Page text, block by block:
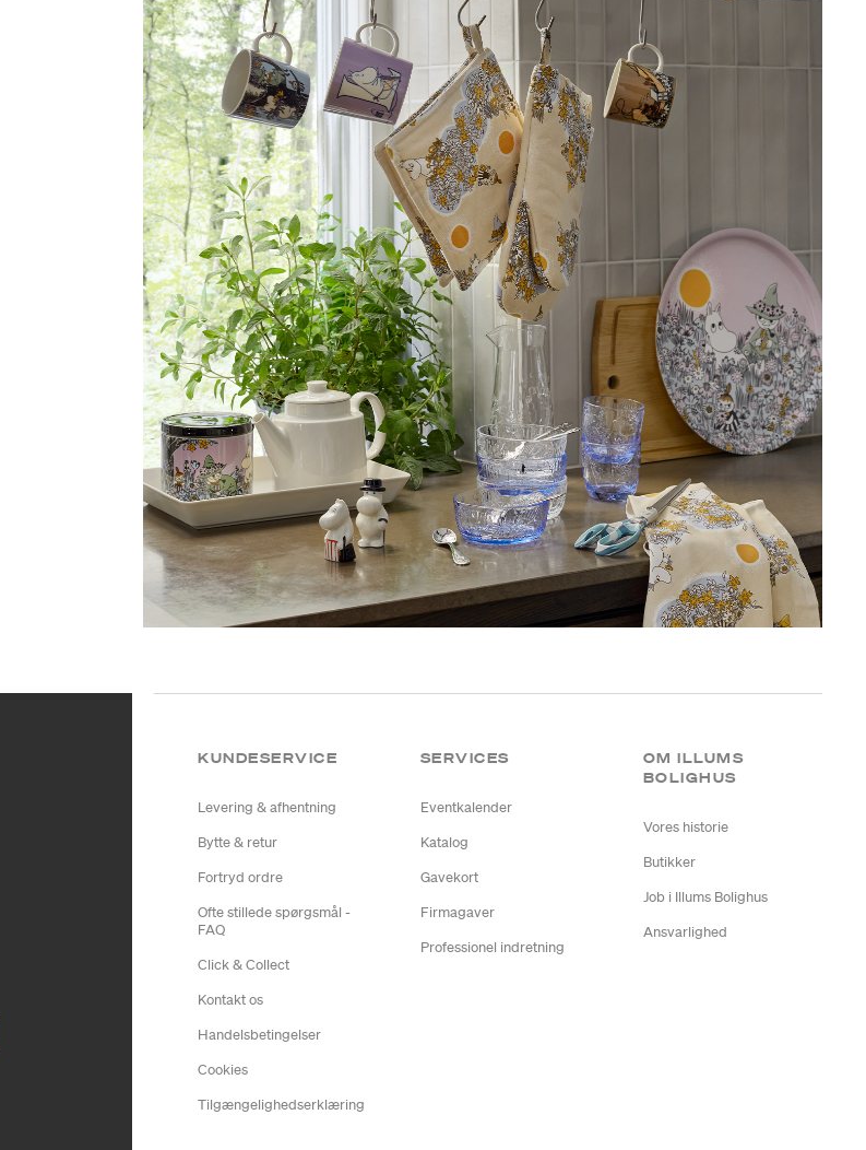
KUNDESERVICE
Levering & afhentning
Bytte & retur
Fortryd ordre
Ofte stillede spørgsmål -
FAQ
Click & Collect
Kontakt os
Handelsbetingelser
Cookies
Tilgængelighedserklæring
SERVICES
Eventkalender
Katalog
Gavekort
Firmagaver
Professionel indretning
OM ILLUMS
BOLIGHUS
Vores historie
Butikker
Job i Illums Bolighus
Ansvarlighed